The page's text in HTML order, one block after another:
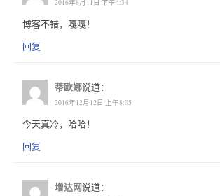
2016年8月11日 下午4:34
博客不错，嘎嘎！
回复
蒂欧娜说道：
2016年12月12日 上午8:05
今天真冷，哈哈！
回复
增达网说道：